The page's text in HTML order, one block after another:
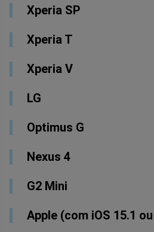
Xperia SP
Xperia T
Xperia V
LG
Optimus G
Nexus 4
G2 Mini
Apple (com iOS 15.1